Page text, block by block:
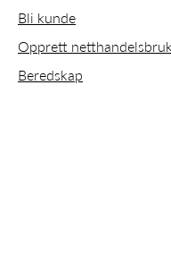
Bli kunde
Opprett
Beredskap